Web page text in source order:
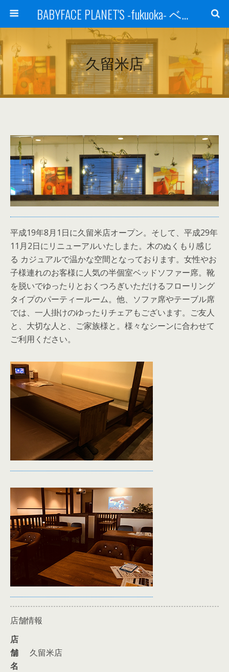
BABYFACE PLANET'S -fukuoka- ベビーフェイスプラネッツ 福岡(ベビフェ福岡)
久留米店
平成19年8月1日に久留米店オープン。そして、平成29年
11月2日にリニューアルいたしまた。木のぬくもり感じ
る カジュアルで温かな空間となっております。女性やお
子様連れのお客様に人気の半個室ベッドソファー席。靴
を脱いでゆったりとおくつろぎいただけるフローリング
タイプのパーティールーム。他、ソファ席やテーブル席
では、一人掛けのゆったりチェアもございます。ご友人
と、大切な人と、ご家族様と。様々なシーンに合わせて
ご利用ください。
店舗情報
店
舗
名
久留米店